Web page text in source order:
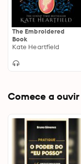
The Embroidered
Book
Kate Heartfield
Comece a